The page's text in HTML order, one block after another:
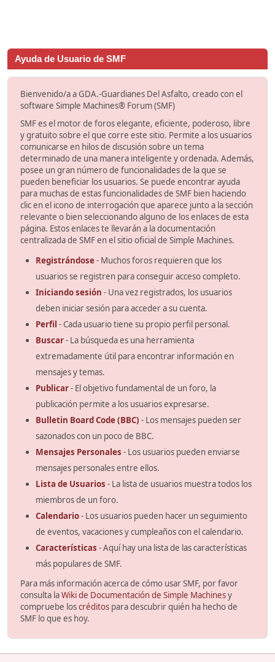
Ayuda de Usuario de SMF
Bienvenido/a a GDA.-Guardianes Del Asfalto, creado con el
software Simple Machines® Forum (SMF)
SMF es el motor de foros elegante, eficiente, poderoso, libre
y gratuito sobre el que corre este sitio. Permite a los usuarios
comunicarse en hilos de discusión sobre un tema
determinado de una manera inteligente y ordenada. Además,
posee un gran número de funcionalidades de la que se
pueden beneficiar los usuarios. Se puede encontrar ayuda
para muchas de estas funcionalidades de SMF bien haciendo
clic en el icono de interrogación que aparece junto a la sección
relevante o bien seleccionando alguno de los enlaces de esta
página. Estos enlaces te llevarán a la documentación
centralizada de SMF en el sitio oficial de Simple Machines.
Registrándose- Muchos foros requieren que los
usuarios se registren para conseguir acceso completo.
Iniciando sesión - Una vez registrados, los usuarios
deben iniciar sesión para acceder a su cuenta.
Perfil - Cada usuario tiene su propio perfil personal.
Buscar- La búsqueda es una herramienta
extremadamente útil para encontrar información en
mensajes y temas.
Publicar- El objetivo fundamental de un foro, la
publicación permite a los usuarios expresarse.
Bulletin Board Code (BBC) - Los mensajes pueden ser
sazonados con un poco de BBC.
Mensajes Personales - Los usuarios pueden enviarse
mensajes personales entre ellos.
Lista de Usuarios - La lista de usuarios muestra todos los
miembros de un foro.
Calendario- Los usuarios pueden hacer un seguimiento
de eventos, vacaciones y cumpleaños con el calendario.
Características - Aquí hay una lista de las características
más populares de SMF.
Para más información acerca de cómo usar SMF, por favor
consulta laWiki de Documentación de Simple Machinesy
compruebe loscréditos para descubrir quién ha hecho de
SMF lo que es hoy.